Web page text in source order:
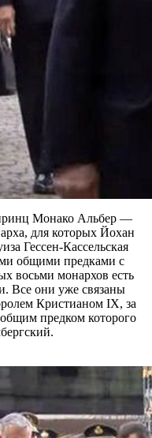
Монако Альбер —
для которых Йохан
Гессен-Кассельская
общими предками с
восьми монархов есть
Все они уже связаны
Кристианом IX, за
предком которого